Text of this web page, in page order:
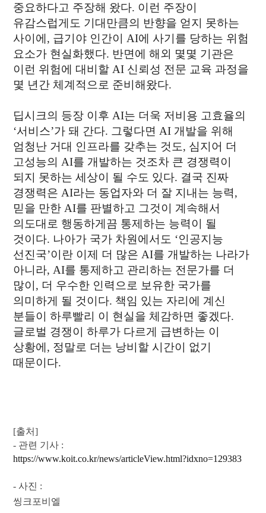
중요하다고 주장해 왔다. 이런 주장이
유감스럽게도 기대만큼의 반향을 얻지 못하는
사이에, 급기야 인간이 AI에 사기를 당하는 위험
요소가 현실화했다. 반면에 해외 몇몇 기관은
이런 위험에 대비할 AI 신뢰성 전문 교육 과정을
몇 년간 체계적으로 준비해왔다.
딥시크의 등장 이후 AI는 더욱 저비용 고효율의
‘서비스’가 돼 간다. 그렇다면 AI 개발을 위해
엄청난 거대 인프라를 갖추는 것도, 심지어 더
고성능의 AI를 개발하는 것조차 큰 경쟁력이
되지 못하는 세상이 될 수도 있다. 결국 진짜
경쟁력은 AI라는 동업자와 더 잘 지내는 능력,
믿을 만한 AI를 판별하고 그것이 계속해서
의도대로 행동하게끔 통제하는 능력이 될
것이다. 나아가 국가 차원에서도 ‘인공지능
선진국’이란 이제 더 많은 AI를 개발하는 나라가
아니라, AI를 통제하고 관리하는 전문가를 더
많이, 더 우수한 인력으로 보유한 국가를
의미하게 될 것이다. 책임 있는 자리에 계신
분들이 하루빨리 이 현실을 체감하면 좋겠다.
글로벌 경쟁이 하루가 다르게 급변하는 이
상황에, 정말로 더는 낭비할 시간이 없기
때문이다.
[출처]​
- 관련 기사 :
https://www.koit.co.kr/news/articleView.html?idxno=129383
- 사진 :
씽크포비엘